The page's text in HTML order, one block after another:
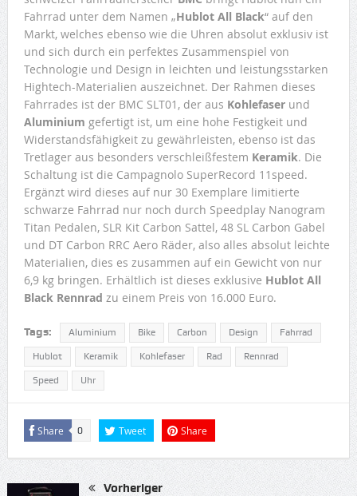
Fahrrad unter dem Namen „Hublot All Black“ auf den
Markt, welches ebenso wie die Uhren absolut exklusiv ist
und sich durch ein perfektes Zusammenspiel von
Technologie und Design in leichten und leistungsstarken
Hightech-Materialien auszeichnet. Der Rahmen dieses
Fahrrades ist der BMC SLT01, der aus Kohlefaser und
Aluminium gefertigt ist, um eine hohe Festigkeit und
Widerstandsfähigkeit zu gewährleisten, ebenso ist das
Tretlager aus besonders verschleißfestem Keramik. Die
Schaltung ist die Campagnolo SuperRecord 11speed.
Ergänzt wird dieses auf nur 30 Exemplare limitierte
schwarze Fahrrad nur noch durch Speedplay Nanogram
Titan Pedalen, SLR Kit Carbon Sattel, 48 SL Carbon Gabel
und DT Carbon RRC Aero Räder, also alles absolut leichte
Materialien, dies es zusammen auf ein Gewicht von nur
6,9 kg bringen. Erhältlich ist dieses exklusive Hublot All
Black Rennrad zu einem Preis von 16.000 Euro.
Tags: Aluminium Bike Carbon Design Fahrrad
Hublot Keramik Kohlefaser Rad Rennrad
Speed Uhr
Share 0 Tweet Share
Vorheriger